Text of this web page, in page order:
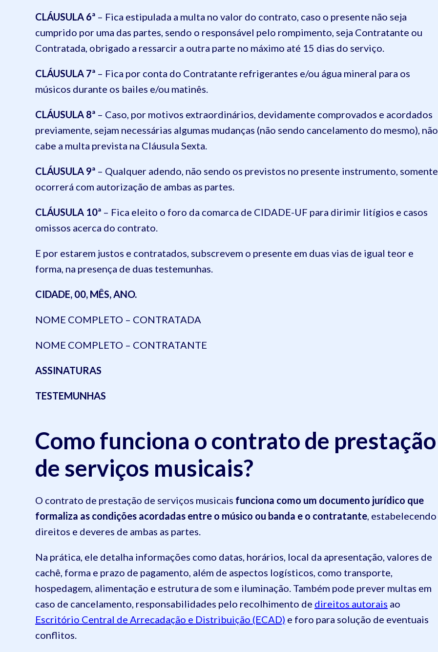
CLÁUSULA 6ª – Fica estipulada a multa no valor do contrato, caso o presente não seja
cumprido por uma das partes, sendo o responsável pelo rompimento, seja Contratante ou
Contratada, obrigado a ressarcir a outra parte no máximo até 15 dias do serviço.
CLÁUSULA 7ª – Fica por conta do Contratante refrigerantes e/ou água mineral para os
músicos durante os bailes e/ou matinês.
CLÁUSULA 8ª – Caso, por motivos extraordinários, devidamente comprovados e acordados
previamente, sejam necessárias algumas mudanças (não sendo cancelamento do mesmo), não
cabe a multa prevista na Cláusula Sexta.
CLÁUSULA 9ª – Qualquer adendo, não sendo os previstos no presente instrumento, somente
ocorrerá com autorização de ambas as partes.
CLÁUSULA 10ª – Fica eleito o foro da comarca de CIDADE-UF para dirimir litígios e casos
omissos acerca do contrato.
E por estarem justos e contratados, subscrevem o presente em duas vias de igual teor e
forma, na presença de duas testemunhas.
CIDADE, 00, MÊS, ANO.
NOME COMPLETO – CONTRATADA
NOME COMPLETO – CONTRATANTE
ASSINATURAS
TESTEMUNHAS
Como funciona o contrato de prestação
de serviços musicais?
O contrato de prestação de serviços musicais funciona como um documento jurídico que
formaliza as condições acordadas entre o músico ou banda e o contratante , estabelecendo
direitos e deveres de ambas as partes.
Na prática, ele detalha informações como datas, horários, local da apresentação, valores de
cachê, forma e prazo de pagamento, além de aspectos logísticos, como transporte,
hospedagem, alimentação e estrutura de som e iluminação. Também pode prever multas em
caso de cancelamento, responsabilidades pelo recolhimento de direitos autorais ao
Escritório Central de Arrecadação e Distribuição (ECAD) e foro para solução de eventuais
conflitos.